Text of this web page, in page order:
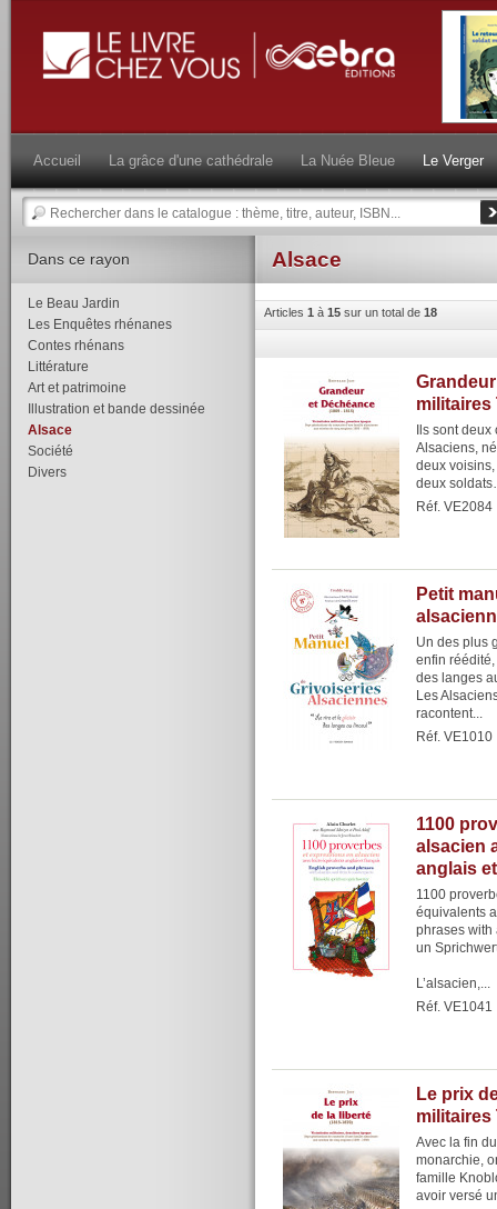
Accueil La grâce d'une cathédrale La Nuée Bleue Le Verger
Alsace
Articles 1 à 15 sur un total de 18
militaires
Ils sont
Alsaciens,
deux
deux
Réf. VE2084
Petit
Un des plus
enfin
des langes
Les
racontent...
Réf. VE1010
1100
alsacien
anglais
1100
équivalents
phrases with
un
L’alsacien,...
Réf. VE1041
Le prix
militaires
Avec la fin
monarchie,
famille
avoir versé
Dans ce rayon
Le Beau Jardin
Les Enquêtes rhénanes
Contes rhénans
Littérature
Art et patrimoine
Illustration et bande dessinée
Alsace
Société
Divers